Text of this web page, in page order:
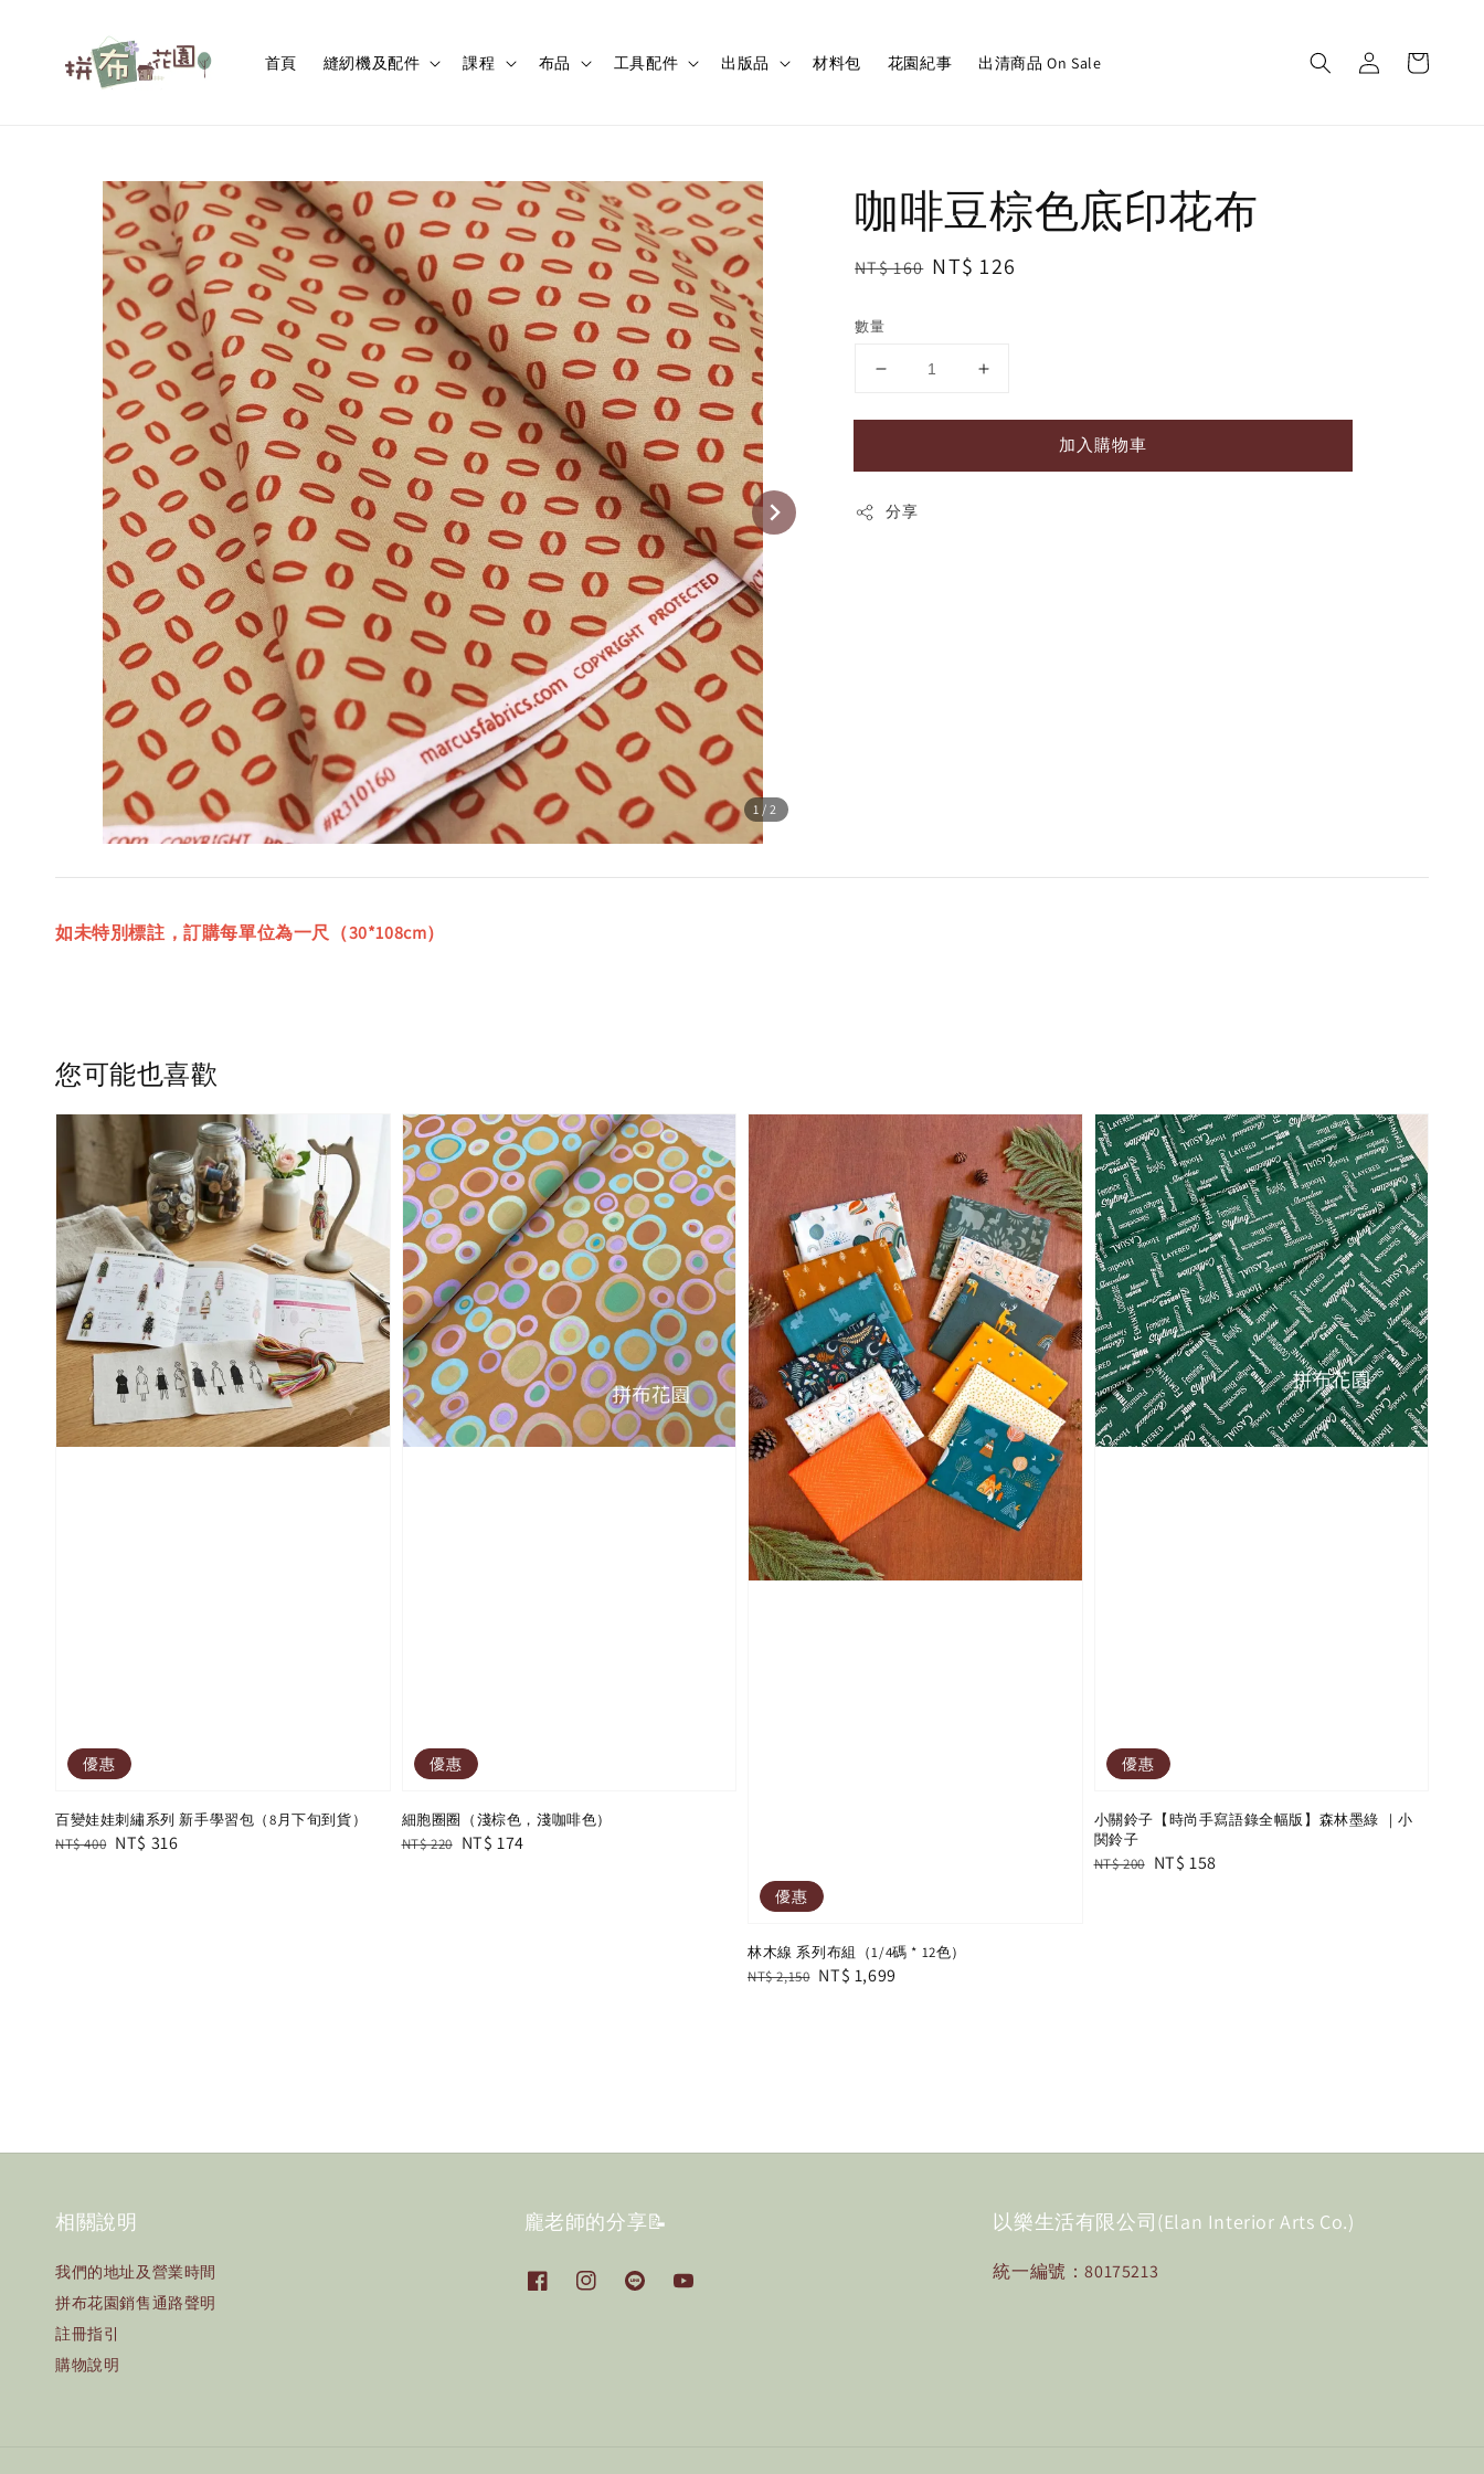
首頁 縫紉機及配件 課程 布品 工具配件 出版品 材料包 花園紀事 出清商品 On Sale
1 /2
咖啡豆棕色底印花布
Regular
NT$ 160 Sale
NT$ 126
數量
加入購物車
分享
如未特別標註，訂購每單位為一尺（30*108cm）
您可能也喜歡
優惠
百變娃娃刺繡系列 新手學習包（8月下旬到貨）
Regular
NT$ 400 Sale
NT$ 316
優惠
細胞圈圈（淺棕色，淺咖啡色）
Regular
NT$ 220 Sale
NT$ 174
優惠
林木線 系列布組（1/4碼 * 12色）
Regular
NT$ 2,150 Sale
NT$ 1,699
優惠
小關鈴子【時尚手寫語錄全幅版】森林墨綠 ｜小
関鈴子
Regular
NT$ 200 Sale
NT$ 158
相關說明
我們的地址及營業時間
拼布花園銷售通路聲明
註冊指引
購物說明
龐老師的分享📝 以樂生活有限公司(Elan Interior Arts Co.)
統一編號：80175213